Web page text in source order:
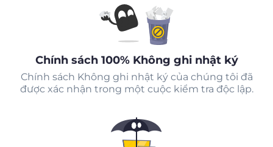
Chính sách 100% Không ghi nhật ký
Chính sách Không ghi nhật ký của chúng tôi đã
được xác nhận trong một cuộc kiểm tra độc lập.